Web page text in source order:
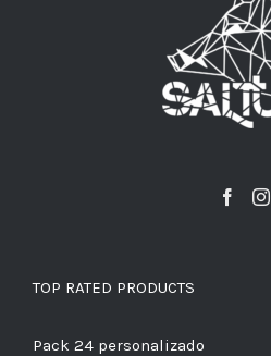
TOP RATED PRODUCTS
Pack 24 personalizado